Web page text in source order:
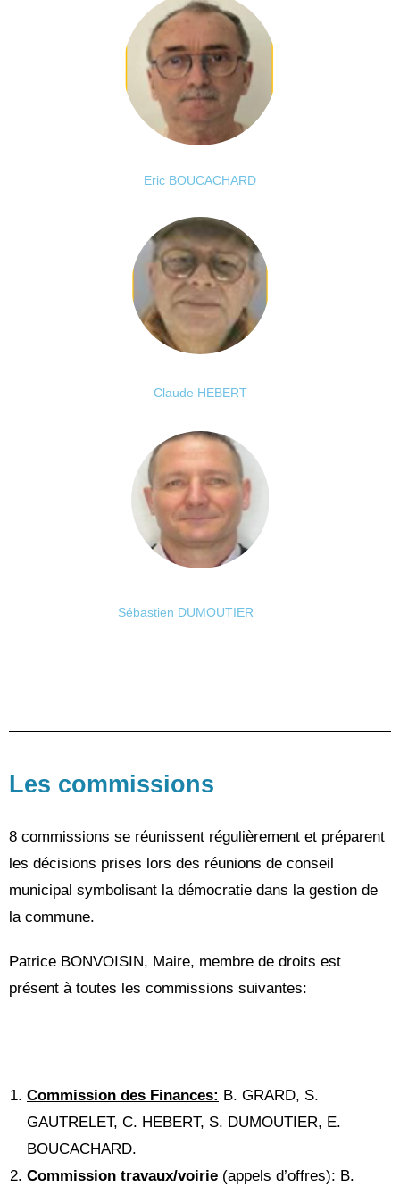
Eric BOUCACHARD
Claude HEBERT
Sébastien DUMOUTIER
Les commissions
8 commissions se réunissent régulièrement et préparent
les décisions prises lors des réunions de conseil
municipal symbolisant la démocratie dans la gestion de
la commune.
Patrice BONVOISIN, Maire, membre de droits est
présent à toutes les commissions suivantes:
Commission des Finances: B. GRARD, S.
GAUTRELET, C. HEBERT, S. DUMOUTIER, E.
BOUCACHARD.
Commission travaux/voirie (appels d’offres): B.